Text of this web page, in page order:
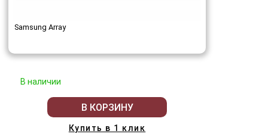
Samsung Array
В наличии
В КОРЗИНУ
Купить в 1 клик